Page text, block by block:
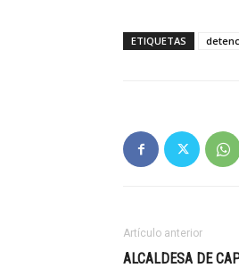
ETIQUETAS
Artículo anterior
ALCALDESA DE